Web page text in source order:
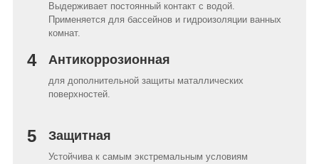
Выдерживает постоянный контакт с водой.
Применяется для бассейнов и гидроизоляции ванных
комнат.
4 Антикоррозионная
для дополнительной защиты маталлических
поверхностей.
5 Защитная
Устойчива к самым экстремальным условиям